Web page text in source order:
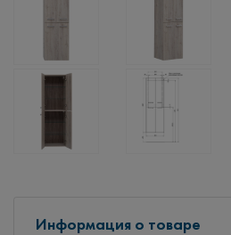
Информация о товаре